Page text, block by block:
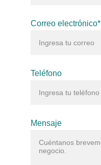
Correo electrónico*
Teléfono
Mensaje